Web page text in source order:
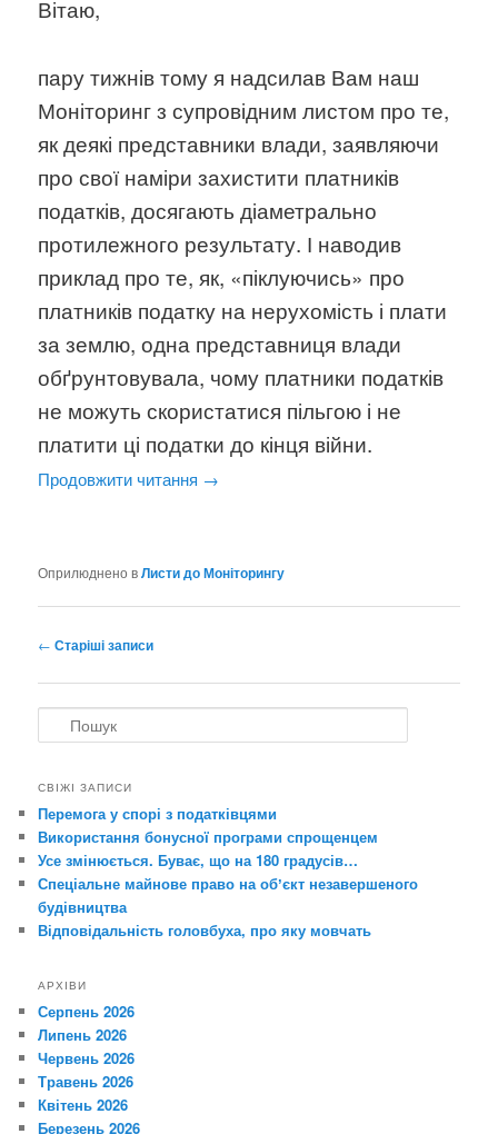
Вітаю,
пару тижнів тому я надсилав Вам наш
Моніторинг з супровідним листом про те,
як деякі представники влади, заявляючи
про свої наміри захистити платників
податків, досягають діаметрально
протилежного результату. І наводив
приклад про те, як, «піклуючись» про
платників податку на нерухомість і плати
за землю, одна представниця влади
обґрунтовувала, чому платники податків
не можуть скористатися пільгою і не
платити ці податки до кінця війни.
Продовжити читання →
Оприлюднено вЛисти до Моніторингу
Навігація
записах
← Старіші записи
о
у
СВІЖІ ЗАПИСИ
Перемога у спорі з податківцями
Використання бонусної програми спрощенцем
Усе змінюється. Буває, що на 180 градусів…
Спеціальне майнове право на обʼєкт незавершеного
будівництва
Відповідальність головбуха, про яку мовчать
АРХІВИ
Серпень 2026
Липень 2026
Червень 2026
Травень 2026
Квітень 2026
Березень 2026